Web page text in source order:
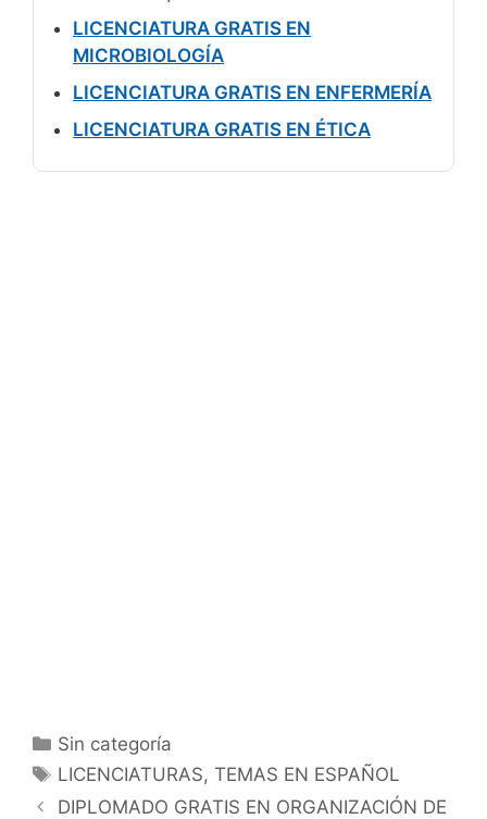
LICENCIATURA GRATIS EN
MICROBIOLOGÍA
LICENCIATURA GRATIS EN ENFERMERÍA
LICENCIATURA GRATIS EN ÉTICA
Categorías
Sin categoría
Etiquetas
LICENCIATURAS,TEMAS EN ESPAÑOL
DIPLOMADO GRATIS EN ORGANIZACIÓN DE